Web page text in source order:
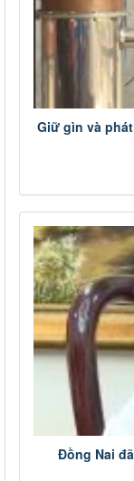
Giữ gìn và
Đồng Nai